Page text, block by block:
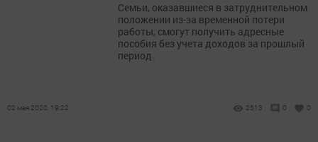
Семьи, оказавшиеся в затруднительном
положении из-за временной потери
работы, смогут получить адресные
пособия без учета доходов за прошлый
период.
02 мая 2020, 19:22 2513 0 0